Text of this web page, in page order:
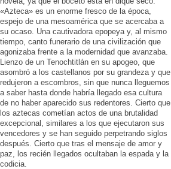
«Azteca» es un enorme fresco de la época,
espejo de una mesoamérica que se acercaba a
su ocaso. Una cautivadora epopeya y, al mismo
tiempo, canto funerario de una civilización que
agonizaba frente a la modernidad que avanzaba.
Lienzo de un Tenochtitlán en su apogeo, que
asombró a los castellanos por su grandeza y que
redujeron a escombros, sin que nunca lleguemos
a saber hasta donde habría llegado esa cultura
de no haber aparecido sus redentores. Cierto que
los aztecas cometían actos de una brutalidad
excepcional, similares a los que ejecutaron sus
vencedores y se han seguido perpetrando siglos
después. Cierto que tras el mensaje de amor y
paz, los recién llegados ocultaban la espada y la
codicia.